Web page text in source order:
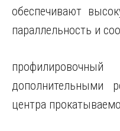
обеспечивают
параллельность и
дополнительными
центра